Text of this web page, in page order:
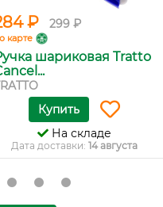
₽ 299 ₽
карте
шариковая Tratto
Купить
На складе
Дата доставки: 14 августа